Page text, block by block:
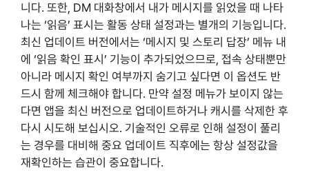
니다. 또한, DM 대화창에서 내가 메시지를 읽었을 때 나타
나는 ‘읽음’ 표시는 활동 상태 설정과는 별개의 기능입니다.
최신 업데이트 버전에서는 ‘메시지 및 스토리 답장’ 메뉴 내
에 ‘읽음 확인 표시’ 기능이 추가되었으므로, 접속 상태뿐만
아니라 메시지 확인 여부까지 숨기고 싶다면 이 옵션도 반
드시 함께 체크해야 합니다. 만약 설정 메뉴가 보이지 않는
다면 앱을 최신 버전으로 업데이트하거나 캐시를 삭제한 후
다시 시도해 보십시오. 기술적인 오류로 인해 설정이 풀리
는 경우를 대비해 중요 업데이트 직후에는 항상 설정값을
재확인하는 습관이 중요합니다.